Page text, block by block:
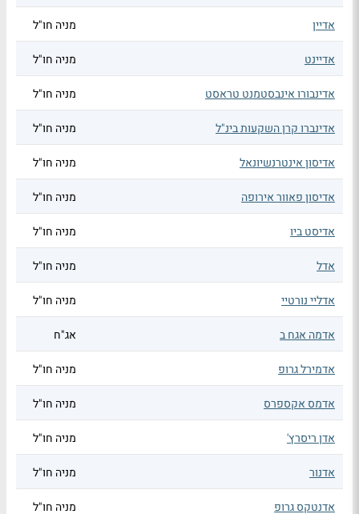
אדיין מניה חו"ל
אדיינט מניה חו"ל
אדינבורו אינבסטמנט טראסט מניה חו"ל
אדינברו קרן השקעות בינ"ל מניה חו"ל
אדיסון אינטרנשיונאל מניה חו"ל
אדיסון פאוור אירופה מניה חו"ל
אדיסט ביו מניה חו"ל
אדל מניה חו"ל
אדליי נורטיי מניה חו"ל
אדמה אגח ב אג"ח
אדמירל גרופ מניה חו"ל
אדמס אקספרס מניה חו"ל
אדן ריסרץ' מניה חו"ל
אדנור מניה חו"ל
אדנטקס גרופ מניה חו"ל